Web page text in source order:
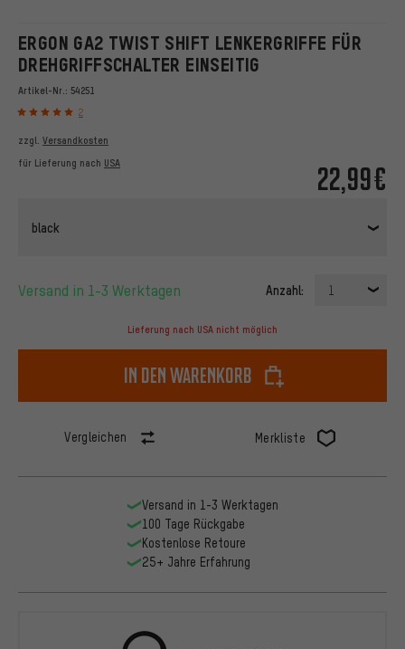
ERGON GA2 TWIST SHIFT LENKERGRIFFE FÜR
DREHGRIFFSCHALTER EINSEITIG
Artikel-Nr.: 54251
2
22,99€
zzgl. Versandkosten
für Lieferung nach USA
black
Versand in 1-3 Werktagen Anzahl: 1
Lieferung nach USA nicht möglich
In den Warenkorb
Vergleichen Merkliste
Versand in 1-3 Werktagen
100 Tage Rückgabe
Kostenlose Retoure
25+ Jahre Erfahrung